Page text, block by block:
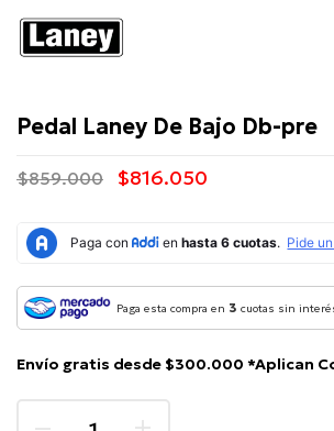
Pedal Laney De Bajo Db-pre
$859.000 $816.050
Paga esta compra en 3 cuotas sin
Envío gratis desde $300.000 *Aplican